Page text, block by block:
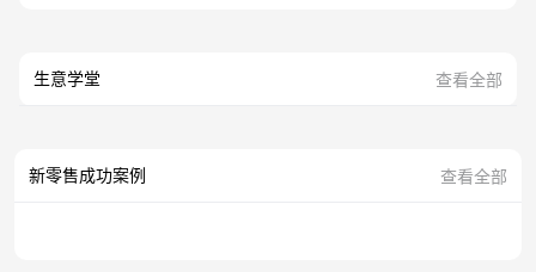
生意学堂 查看全部
新零售成功案例 查看全部